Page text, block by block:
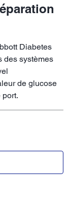
Diabetes
des systèmes
de glucose
port.